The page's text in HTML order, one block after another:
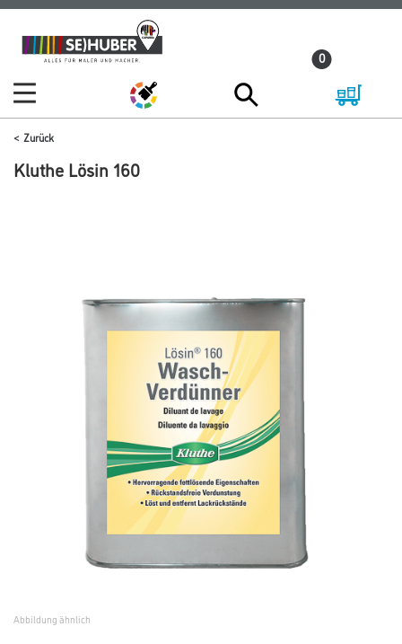
Zum
Inhalt
Zum
Navigationsmenü
0
Zurück
Kluthe Lösin 160
Abbildung ähnlich